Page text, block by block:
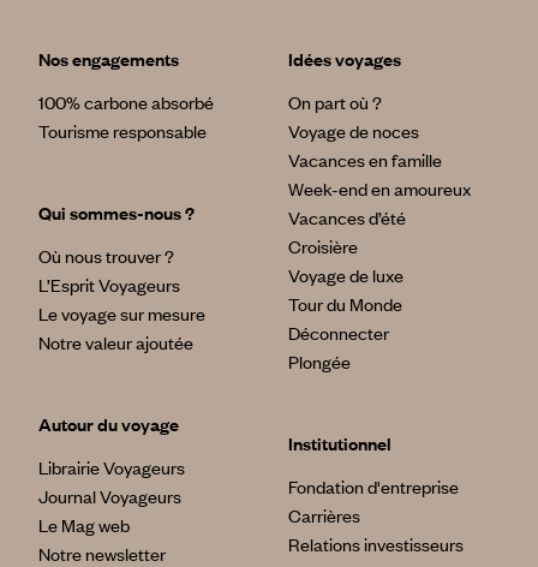
Nos engagements
100% carbone absorbé
Tourisme responsable
Qui sommes-nous ?
Où nous trouver ?
L’Esprit Voyageurs
Le voyage sur mesure
Notre valeur ajoutée
Autour du voyage
Librairie Voyageurs
Journal Voyageurs
Le Mag web
Notre newsletter
Idées voyages
On part où ?
Voyage de noces
Vacances en famille
Week-end en amoureux
Vacances d’été
Croisière
Voyage de luxe
Tour du Monde
Déconnecter
Plongée
Institutionnel
Fondation d'entreprise
Carrières
Relations investisseurs